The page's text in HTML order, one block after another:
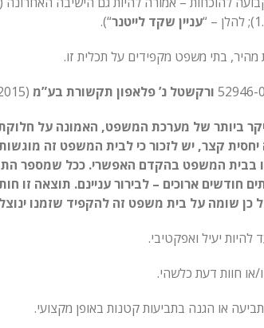
עניין שקד לייטנר“).
מהיר, בתי משפט מקפידים על תכלית זו.
ורקשטל נ’ פלאפון תקשורת בע”מ (19.4.2015) כתב כב’ השופט חבקין כך (ראה פסקה 12 לפסק הדין):
ביותר של מערכת המשפט, האמונה על
קצר, יש לזכור כי לבית המשפט זה
המשפט בהקדם האפשרי. ככל שמספר
חודשים ארוכים – לבירור עניינם. תוצאה
כן שומה על בית משפט זה להקפיד שזמנו
יעיל ואפקטיבי.
או חוות דעת כלשהי.
או הגנה בתביעות קטנות באופן מקצועי.